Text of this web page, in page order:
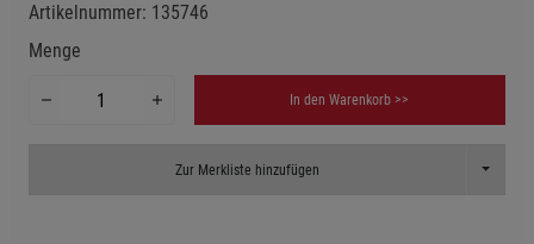
Artikelnummer: 135746
Menge
In den Warenkorb >>
Zur Merkliste hinzufügen Toggle